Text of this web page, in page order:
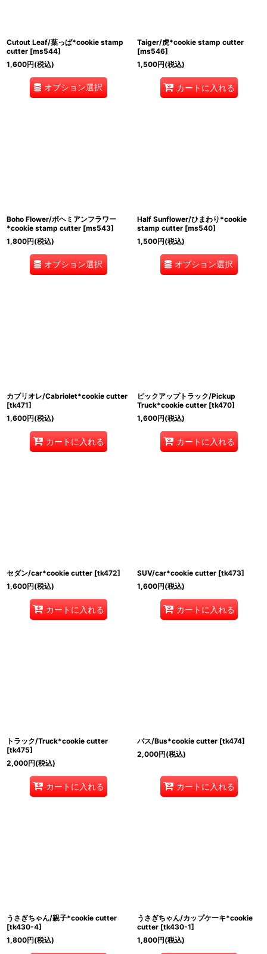
Cutout Leaf/葉っぱ*cookie stamp
cutter [ms544]
1,600円(税込)
オプション選択
Taiger/虎*cookie stamp cutter
[ms546]
1,500円(税込)
カートに入れる
Boho Flower/ボヘミアンフラワー
*cookie stamp cutter [ms543]
1,800円(税込)
オプション選択
Half Sunflower/ひまわり*cookie
stamp cutter [ms540]
1,500円(税込)
オプション選択
カブリオレ/Cabriolet*cookie cutter
[tk471]
1,600円(税込)
カートに入れる
ピックアップトラック/Pickup
Truck*cookie cutter [tk470]
1,600円(税込)
カートに入れる
セダン/car*cookie cutter [tk472]
1,600円(税込)
カートに入れる
SUV/car*cookie cutter [tk473]
1,600円(税込)
カートに入れる
トラック/Truck*cookie cutter
[tk475]
2,000円(税込)
カートに入れる
バス/Bus*cookie cutter [tk474]
2,000円(税込)
カートに入れる
うさぎちゃん/親子*cookie cutter
[tk430-4]
1,800円(税込)
うさぎちゃん/カップケーキ*cookie
cutter [tk430-1]
1,800円(税込)